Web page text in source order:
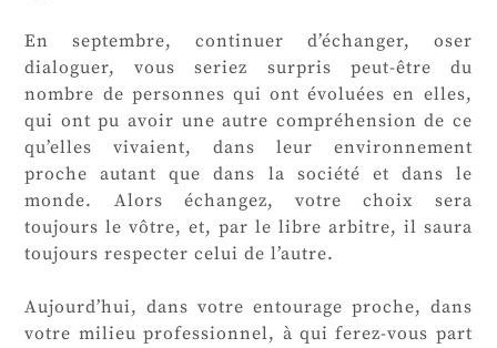
En septembre, continuer d’échanger, oser
dialoguer, vous seriez surpris peut-être du
nombre de personnes qui ont évoluées en elles,
qui ont pu avoir une autre compréhension de ce
qu’elles vivaient, dans leur environnement
proche autant que dans la société et dans le
monde. Alors échangez, votre choix sera
toujours le vôtre, et, par le libre arbitre, il saura
toujours respecter celui de l’autre.
Aujourd’hui, dans votre entourage proche, dans
votre milieu professionnel, à qui ferez-vous part